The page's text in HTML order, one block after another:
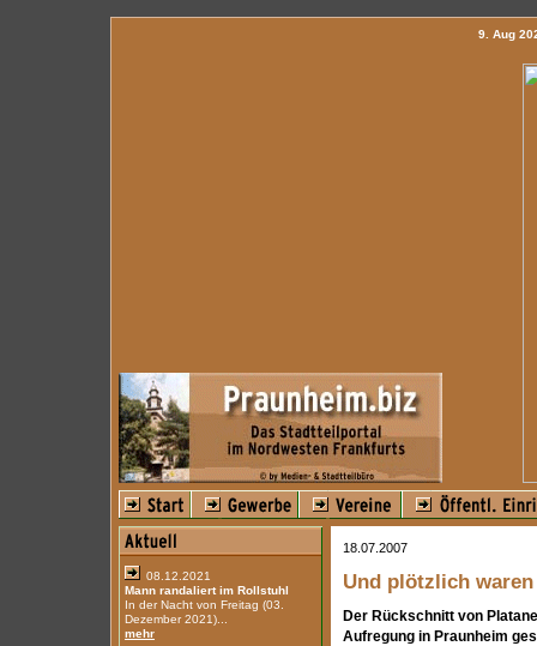
9. Aug
08.12.2021
Mann randaliert im Rollstuhl
In der Nacht von Freitag (03.
Dezember 2021)...
mehr
18.07.2007
Und plötzlich
Der Rückschnitt von
Aufregung in Praunheim